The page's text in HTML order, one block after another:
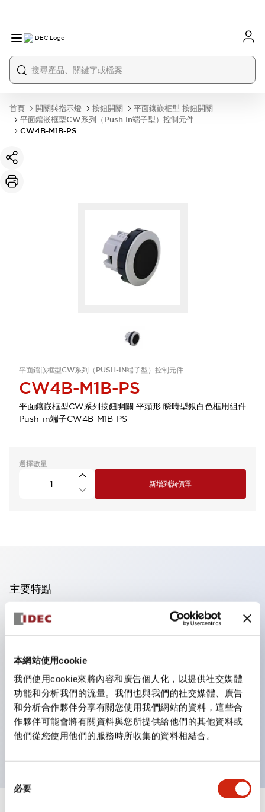
本網站使用cookie
我們使用cookie來將內容和廣告個人化，以提供社交媒體
功能和分析我們的流量。我們也與我們的社交媒體、廣告
和分析合作夥伴分享有關您使用我們網站的資料，這些合
作夥伴可能會將有關資料與您所提供給他們的其他資料或
他們從您使用他們的服務時所收集的資料相結合。
必要
首頁 開關與指示燈 按鈕開關
平面鑲嵌框型 按鈕開關
平面鑲嵌框型CW系列（Push In端子型）控制元件
CW4B-M1B-PS
平面鑲嵌框型CW系列（PUSH-IN端子型）控制元件
CW4B-M1B-PS
平面鑲嵌框型CW系列按鈕開關 平頭形 瞬時型銀白色框用組件
Push-in端子CW4B-M1B-PS
選擇數量
新增到詢價單
主要特點
業界首創！一個LED實現6種顏色功能
即使是突發的照明色彩變更，也只需購買鏡片即可更換顏
色。不僅減少了色彩更換與庫存管理的工時，還是一款環保
產品。
採用新型LED，提高可視性，符合ISO規定的安全色
簡單配線，提高作業效率
電線不易脫落，振動時也安心
導電部位採用安全的IP20防指保護結構